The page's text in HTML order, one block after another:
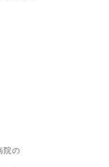
院の